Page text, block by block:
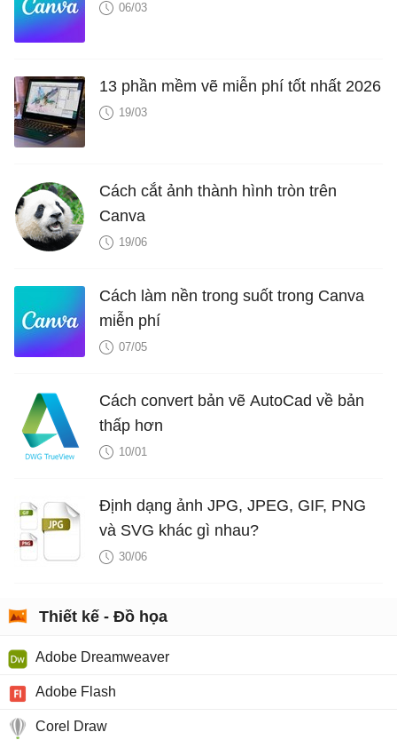
06/03
13 phần mềm vẽ miễn phí tốt nhất 2026
19/03
Cách cắt ảnh thành hình tròn trên
Canva
19/06
Cách làm nền trong suốt trong Canva
miễn phí
07/05
Cách convert bản vẽ AutoCad về bản
thấp hơn
10/01
Định dạng ảnh JPG, JPEG, GIF, PNG
và SVG khác gì nhau?
30/06
Thiết kế - Đồ họa
Adobe Dreamweaver
Adobe Flash
Corel Draw